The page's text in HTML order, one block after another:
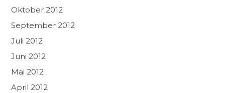
Oktober 2012
September 2012
Juli 2012
Juni 2012
Mai 2012
April 2012